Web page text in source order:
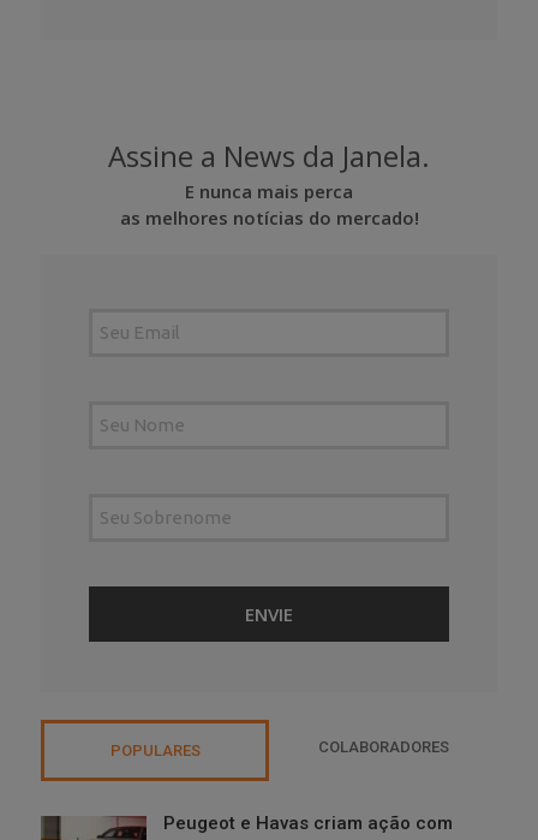
Assine a News da Janela.
E nunca mais perca
as melhores notícias do mercado!
POPULARES COLABORADORES
Peugeot e Havas criam ação com